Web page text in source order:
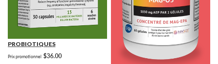
PROBIOTIQUES
Prix promotionnel $36.00